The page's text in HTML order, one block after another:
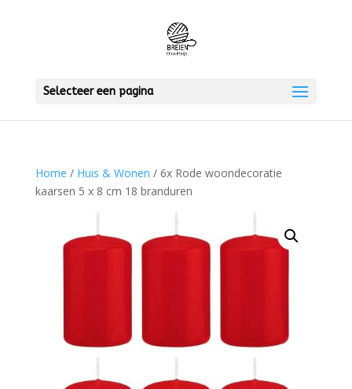
Selecteer een pagina
Home / Huis & Wonen / 6x Rode woondecoratie
kaarsen 5 x 8 cm 18 branduren